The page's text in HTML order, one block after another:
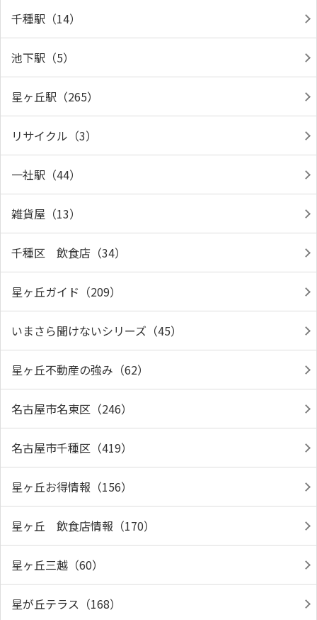
千種駅（14）
池下駅（5）
星ヶ丘駅（265）
リサイクル（3）
一社駅（44）
雑貨屋（13）
千種区 飲食店（34）
星ヶ丘ガイド（209）
いまさら聞けないシリーズ（45）
星ヶ丘不動産の強み（62）
名古屋市名東区（246）
名古屋市千種区（419）
星ヶ丘お得情報（156）
星ヶ丘 飲食店情報（170）
星ヶ丘三越（60）
星が丘テラス（168）